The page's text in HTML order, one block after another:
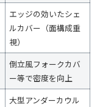
エッジの効いたシェ
ルカバー（面構成重
視）
倒立風フォークカバ
ー等で密度を向上
大型アンダーカウル